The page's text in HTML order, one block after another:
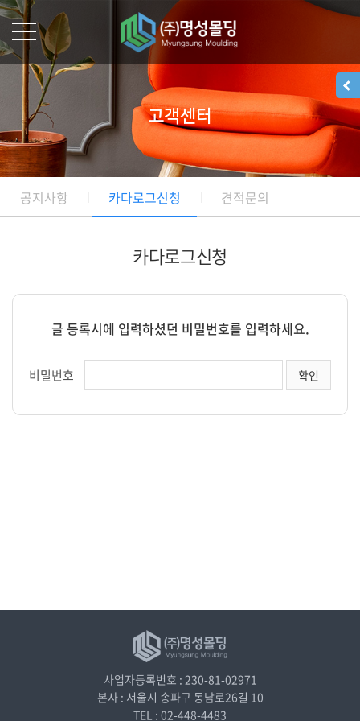
고객센터
공지사항 카다로그신청 견적문의
카다로그신청
글 등록시에 입력하셨던 비밀번호를 입력하세요.
비밀번호
사업자등록번호 : 230-81-02971
본사 : 서울시 송파구 동남로26길 10
TEL : 02-448-4483